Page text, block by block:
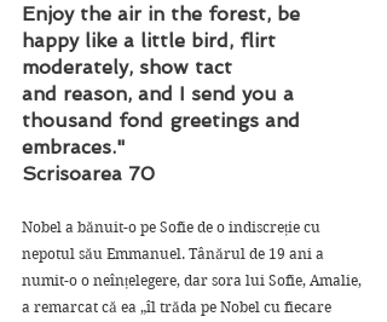
Enjoy the air in the forest, be
happy like a little bird, flirt
moderately, show tact
and reason, and I send you a
thousand fond greetings and
embraces."
Scrisoarea 70
Nobel a bănuit-o pe Sofie de o indiscreție cu
nepotul său Emmanuel. Tânărul de 19 ani a
numit-o o neînțelegere, dar sora lui Sofie, Amalie,
a remarcat că ea „îl trăda pe Nobel cu fiecare